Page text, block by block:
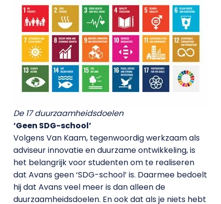
De 17 duurzaamheidsdoelen
‘Geen SDG-school’
Volgens Van Kaam, tegenwoordig werkzaam als
adviseur innovatie en duurzame ontwikkeling, is
het belangrijk voor studenten om te realiseren
dat Avans geen ‘SDG-school’ is. Daarmee bedoelt
hij dat Avans veel meer is dan alleen de
duurzaamheidsdoelen. En ook dat als je niets hebt